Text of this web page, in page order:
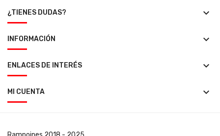
¿TIENES DUDAS? keyboard_arrow_down
INFORMACIÓN keyboard_arrow_down
ENLACES DE INTERÉS keyboard_arrow_down
MI CUENTA keyboard_arrow_down